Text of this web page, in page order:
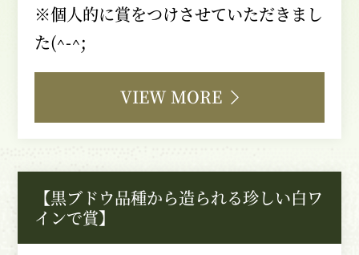
※個人的に賞をつけさせていただきまし
た(^-^;
VIEW MORE
【黒ブドウ品種から造られる珍しい白ワ
インで賞】